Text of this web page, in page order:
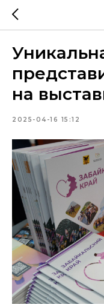
на
2025-04-16 15:12